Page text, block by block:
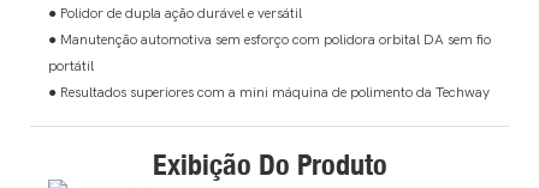
● Polidor de dupla ação durável e versátil
● Manutenção automotiva sem esforço com polidora orbital DA sem fio
portátil
● Resultados superiores com a mini máquina de polimento da Techway
Exibição Do Produto